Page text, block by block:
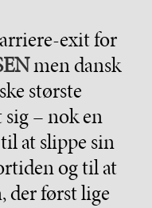
exit for
men dansk
største
– nok en
at slippe sin
og til at
der først lige